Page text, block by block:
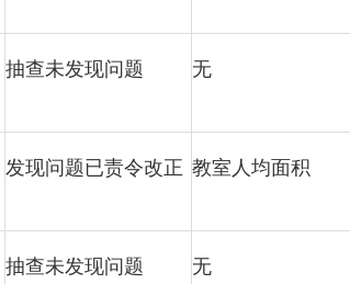
抽查未发现问题 无
发现问题已责令改正 教室人均面积
抽查未发现问题 无